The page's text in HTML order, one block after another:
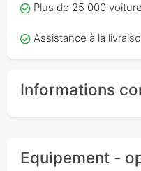
Plus de 25 000
Assistance à la
Informations
Equipement -